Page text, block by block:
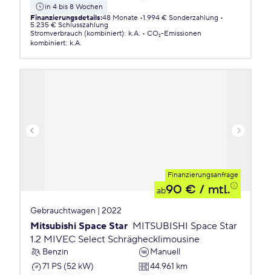
in 4 bis 8 Wochen
Finanzierungsdetails:48 Monate 1.994 € Sonderzahlung
5.235 € Schlusszahlung
Stromverbrauch (kombiniert): k.A.
CO₂-Emissionen
kombiniert: k.A.
Finanzierungsanfrage
ab90 € / mtl.
Gebrauchtwagen | 2022
Mitsubishi Space Star MITSUBISHI Space Star
1.2 MIVEC Select Schräghecklimousine
Benzin
Manuell
71 PS (52 kW)
44.961 km